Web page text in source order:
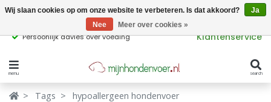
Persoonlijk advies over voeding Klantenservice
menu search
Verbergen
Verbergen
Tags hypoallergeen hondenvoer
Wij slaan cookies op om onze website te verbeteren. Is dat akkoord?
Ja
Nee
Meer over cookies »